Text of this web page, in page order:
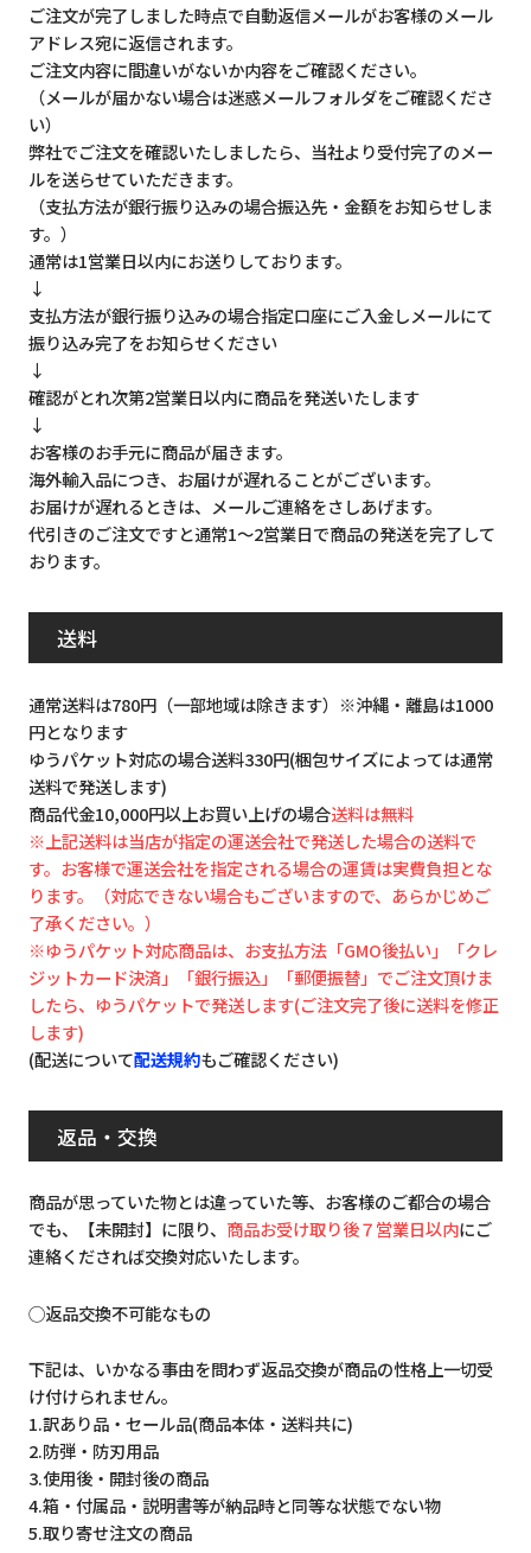
ご注文が完了しました時点で自動返信メールがお客様のメール
アドレス宛に返信されます。
ご注文内容に間違いがないか内容をご確認ください。
（メールが届かない場合は迷惑メールフォルダをご確認くださ
い）
弊社でご注文を確認いたしましたら、当社より受付完了のメー
ルを送らせていただきます。
（支払方法が銀行振り込みの場合振込先・金額をお知らせしま
す。）
通常は1営業日以内にお送りしております。
↓
支払方法が銀行振り込みの場合指定口座にご入金しメールにて
振り込み完了をお知らせください
↓
確認がとれ次第2営業日以内に商品を発送いたします
↓
お客様のお手元に商品が届きます。
海外輸入品につき、お届けが遅れることがございます。
お届けが遅れるときは、メールご連絡をさしあげます。
代引きのご注文ですと通常1～2営業日で商品の発送を完了して
おります。
送料
通常送料は780円（一部地域は除きます）※沖縄・離島は1000
円となります
ゆうパケット対応の場合送料330円(梱包サイズによっては通常
送料で発送します)
商品代金10,000円以上お買い上げの場合送料は無料
※上記送料は当店が指定の運送会社で発送した場合の送料で
す。お客様で運送会社を指定される場合の運賃は実費負担とな
ります。（対応できない場合もございますので、あらかじめご
了承ください。）
※ゆうパケット対応商品は、お支払方法「GMO後払い」「クレ
ジットカード決済」「銀行振込」「郵便振替」でご注文頂けま
したら、ゆうパケットで発送します(ご注文完了後に送料を修正
します)
(配送について配送規約もご確認ください)
返品・交換
商品が思っていた物とは違っていた等、お客様のご都合の場合
でも、【未開封】に限り、 商品お受け取り後７営業日以内にご
連絡くだされば交換対応いたします。
◯返品交換不可能なもの
下記は、いかなる事由を問わず返品交換が商品の性格上一切受
け付けられません。
1.訳あり品・セール品(商品本体・送料共に)
2.防弾・防刃用品
3.使用後・開封後の商品
4.箱・付属品・説明書等が納品時と同等な状態でない物
5.取り寄せ注文の商品